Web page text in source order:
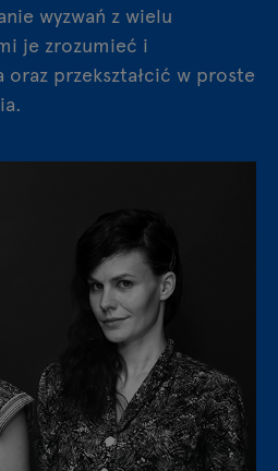
wyzwań z wielu
je zrozumieć i
oraz przekształcić w proste